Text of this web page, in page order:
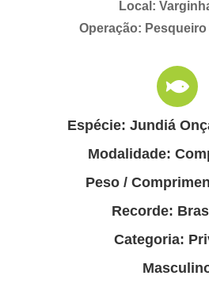
Local:
Operação:
Espécie: Jundiá
Modalidade:
Peso /
Recorde:
Categoria: